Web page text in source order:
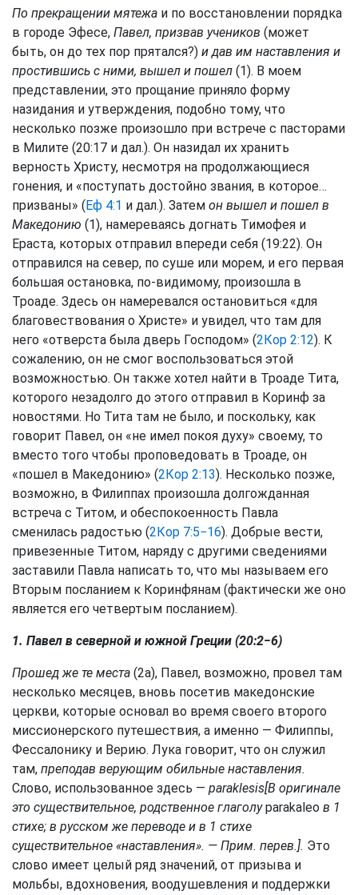
По прекращении мятежа и по восстановлении порядка
в городе Эфесе, Павел, призвав учеников (может
быть, он до тех пор прятался?) и дав им наставления и
простившись с ними, вышел и пошел (1). В моем
представлении, это прощание приняло форму
назидания и утверждения, подобно тому, что
несколько позже произошло при встрече с пасторами
в Милите (20:17 и дал.). Он назидал их хранить
верность Христу, несмотря на продолжающиеся
гонения, и «поступать достойно звания, в которое…
призваны» (Еф 4:1 и дал.). Затем он вышел и пошел в
Македонию (1), намереваясь догнать Тимофея и
Ераста, которых отправил впереди себя (19:22). Он
отправился на север, по суше или морем, и его первая
большая остановка, по-видимому, произошла в
Троаде. Здесь он намеревался остановиться «для
благовествования о Христе» и увидел, что там для
него «отверста была дверь Господом» (2Кор 2:12). К
сожалению, он не смог воспользоваться этой
возможностью. Он также хотел найти в Троаде Тита,
которого незадолго до этого отправил в Коринф за
новостями. Но Тита там не было, и поскольку, как
говорит Павел, он «не имел покоя духу» своему, то
вместо того чтобы проповедовать в Троаде, он
«пошел в Македонию» (2Кор 2:13). Несколько позже,
возможно, в Филиппах произошла долгожданная
встреча с Титом, и обеспокоенность Павла
сменилась радостью (2Кор 7:5−16). Добрые вести,
привезенные Титом, наряду с другими сведениями
заставили Павла написать то, что мы называем его
Вторым посланием к Коринфянам (фактически же оно
является его четвертым посланием).
1. Павел в северной и южной Греции (20:2−6)
Прошед же те места (2а), Павел, возможно, провел там
несколько месяцев, вновь посетив македонские
церкви, которые основал во время своего второго
миссионерского путешествия, а именно — Филиппы,
Фессалонику и Верию. Лука говорит, что он служил
там, преподав верующим обильные наставления.
Слово, использованное здесь — paraklesis[В оригинале
это существительное, родственное глаголуparakaleo в 1
стихе; в русском же переводе и в 1 стихе
существительное «наставления». — Прим. перев.]. Это
слово имеет целый ряд значений, от призыва и
мольбы, вдохновения, воодушевления и поддержки